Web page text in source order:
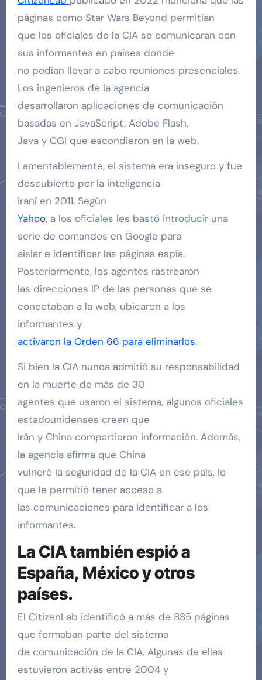
páginas como Star Wars Beyond permitían
que los oficiales de la CIA se comunicaran con
sus informantes en países donde
no podían llevar a cabo reuniones presenciales.
Los ingenieros de la agencia
desarrollaron aplicaciones de comunicación
basadas en JavaScript, Adobe Flash,
Java y CGI que escondieron en la web.
Lamentablemente, el sistema era inseguro y fue
descubierto por la inteligencia
iraní en 2011. Según
Yahoo, a los oficiales les bastó introducir una
serie de comandos en Google para
aislar e identificar las páginas espía.
Posteriormente, los agentes rastrearon
las direcciones IP de las personas que se
conectaban a la web, ubicaron a los
informantes y
activaron la Orden 66 para eliminarlos.
Si bien la CIA nunca admitió su responsabilidad
en la muerte de más de 30
agentes que usaron el sistema, algunos oficiales
estadounidenses creen que
Irán y China compartieron información. Además,
la agencia afirma que China
vulneró la seguridad de la CIA en ese país, lo
que le permitió tener acceso a
las comunicaciones para identificar a los
informantes.
La CIA también espió a
España, México y otros
países.
El CitizenLab identificó a más de 885 páginas
que formaban parte del sistema
de comunicación de la CIA. Algunas de ellas
estuvieron activas entre 2004 y